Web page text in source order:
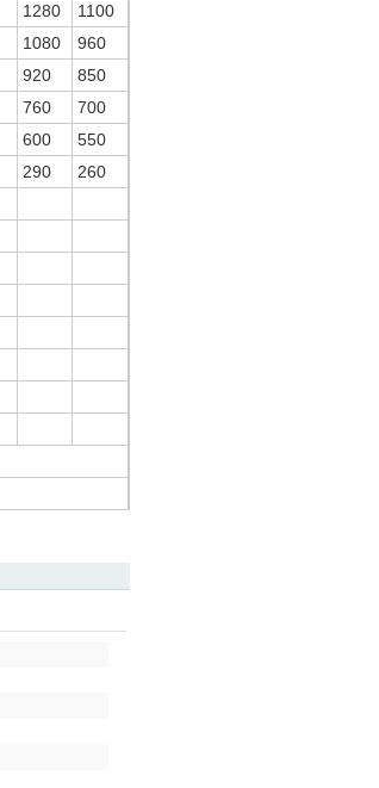
1280
1100
1080
960
920
850
760
700
600
550
290
260